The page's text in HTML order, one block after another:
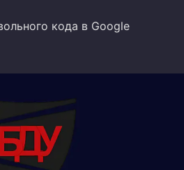
кода в Google